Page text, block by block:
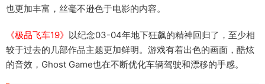
也更加丰富，丝毫不逊色于电影的内容。
《极品飞车19》 以纪念03-04年地下狂飙的精神回归了，至少相
较于过去的几部作品主题更加鲜明。游戏有着出色的画面，酷炫
的音效，Ghost Game也在不断优化车辆驾驶和漂移的手感。